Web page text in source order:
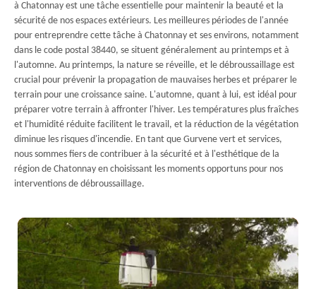
à Chatonnay est une tâche essentielle pour maintenir la beauté et la
sécurité de nos espaces extérieurs. Les meilleures périodes de l'année
pour entreprendre cette tâche à Chatonnay et ses environs, notamment
dans le code postal 38440, se situent généralement au printemps et à
l'automne. Au printemps, la nature se réveille, et le débroussaillage est
crucial pour prévenir la propagation de mauvaises herbes et préparer le
terrain pour une croissance saine. L'automne, quant à lui, est idéal pour
préparer votre terrain à affronter l'hiver. Les températures plus fraîches
et l'humidité réduite facilitent le travail, et la réduction de la végétation
diminue les risques d'incendie. En tant que Gurvene vert et services,
nous sommes fiers de contribuer à la sécurité et à l'esthétique de la
région de Chatonnay en choisissant les moments opportuns pour nos
interventions de débroussaillage.